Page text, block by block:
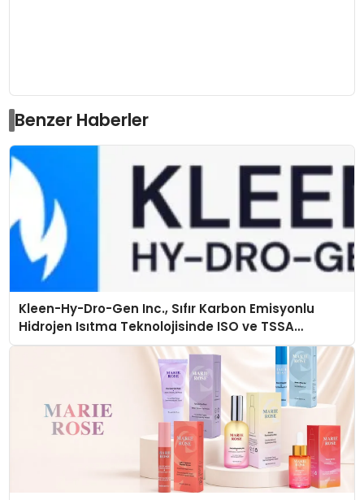
Benzer Haberler
Kleen-Hy-Dro-Gen Inc., Sıfır Karbon Emisyonlu
Hidrojen Isıtma Teknolojisinde ISO ve TSSA
Düzenleyici Onaylarını Aldı